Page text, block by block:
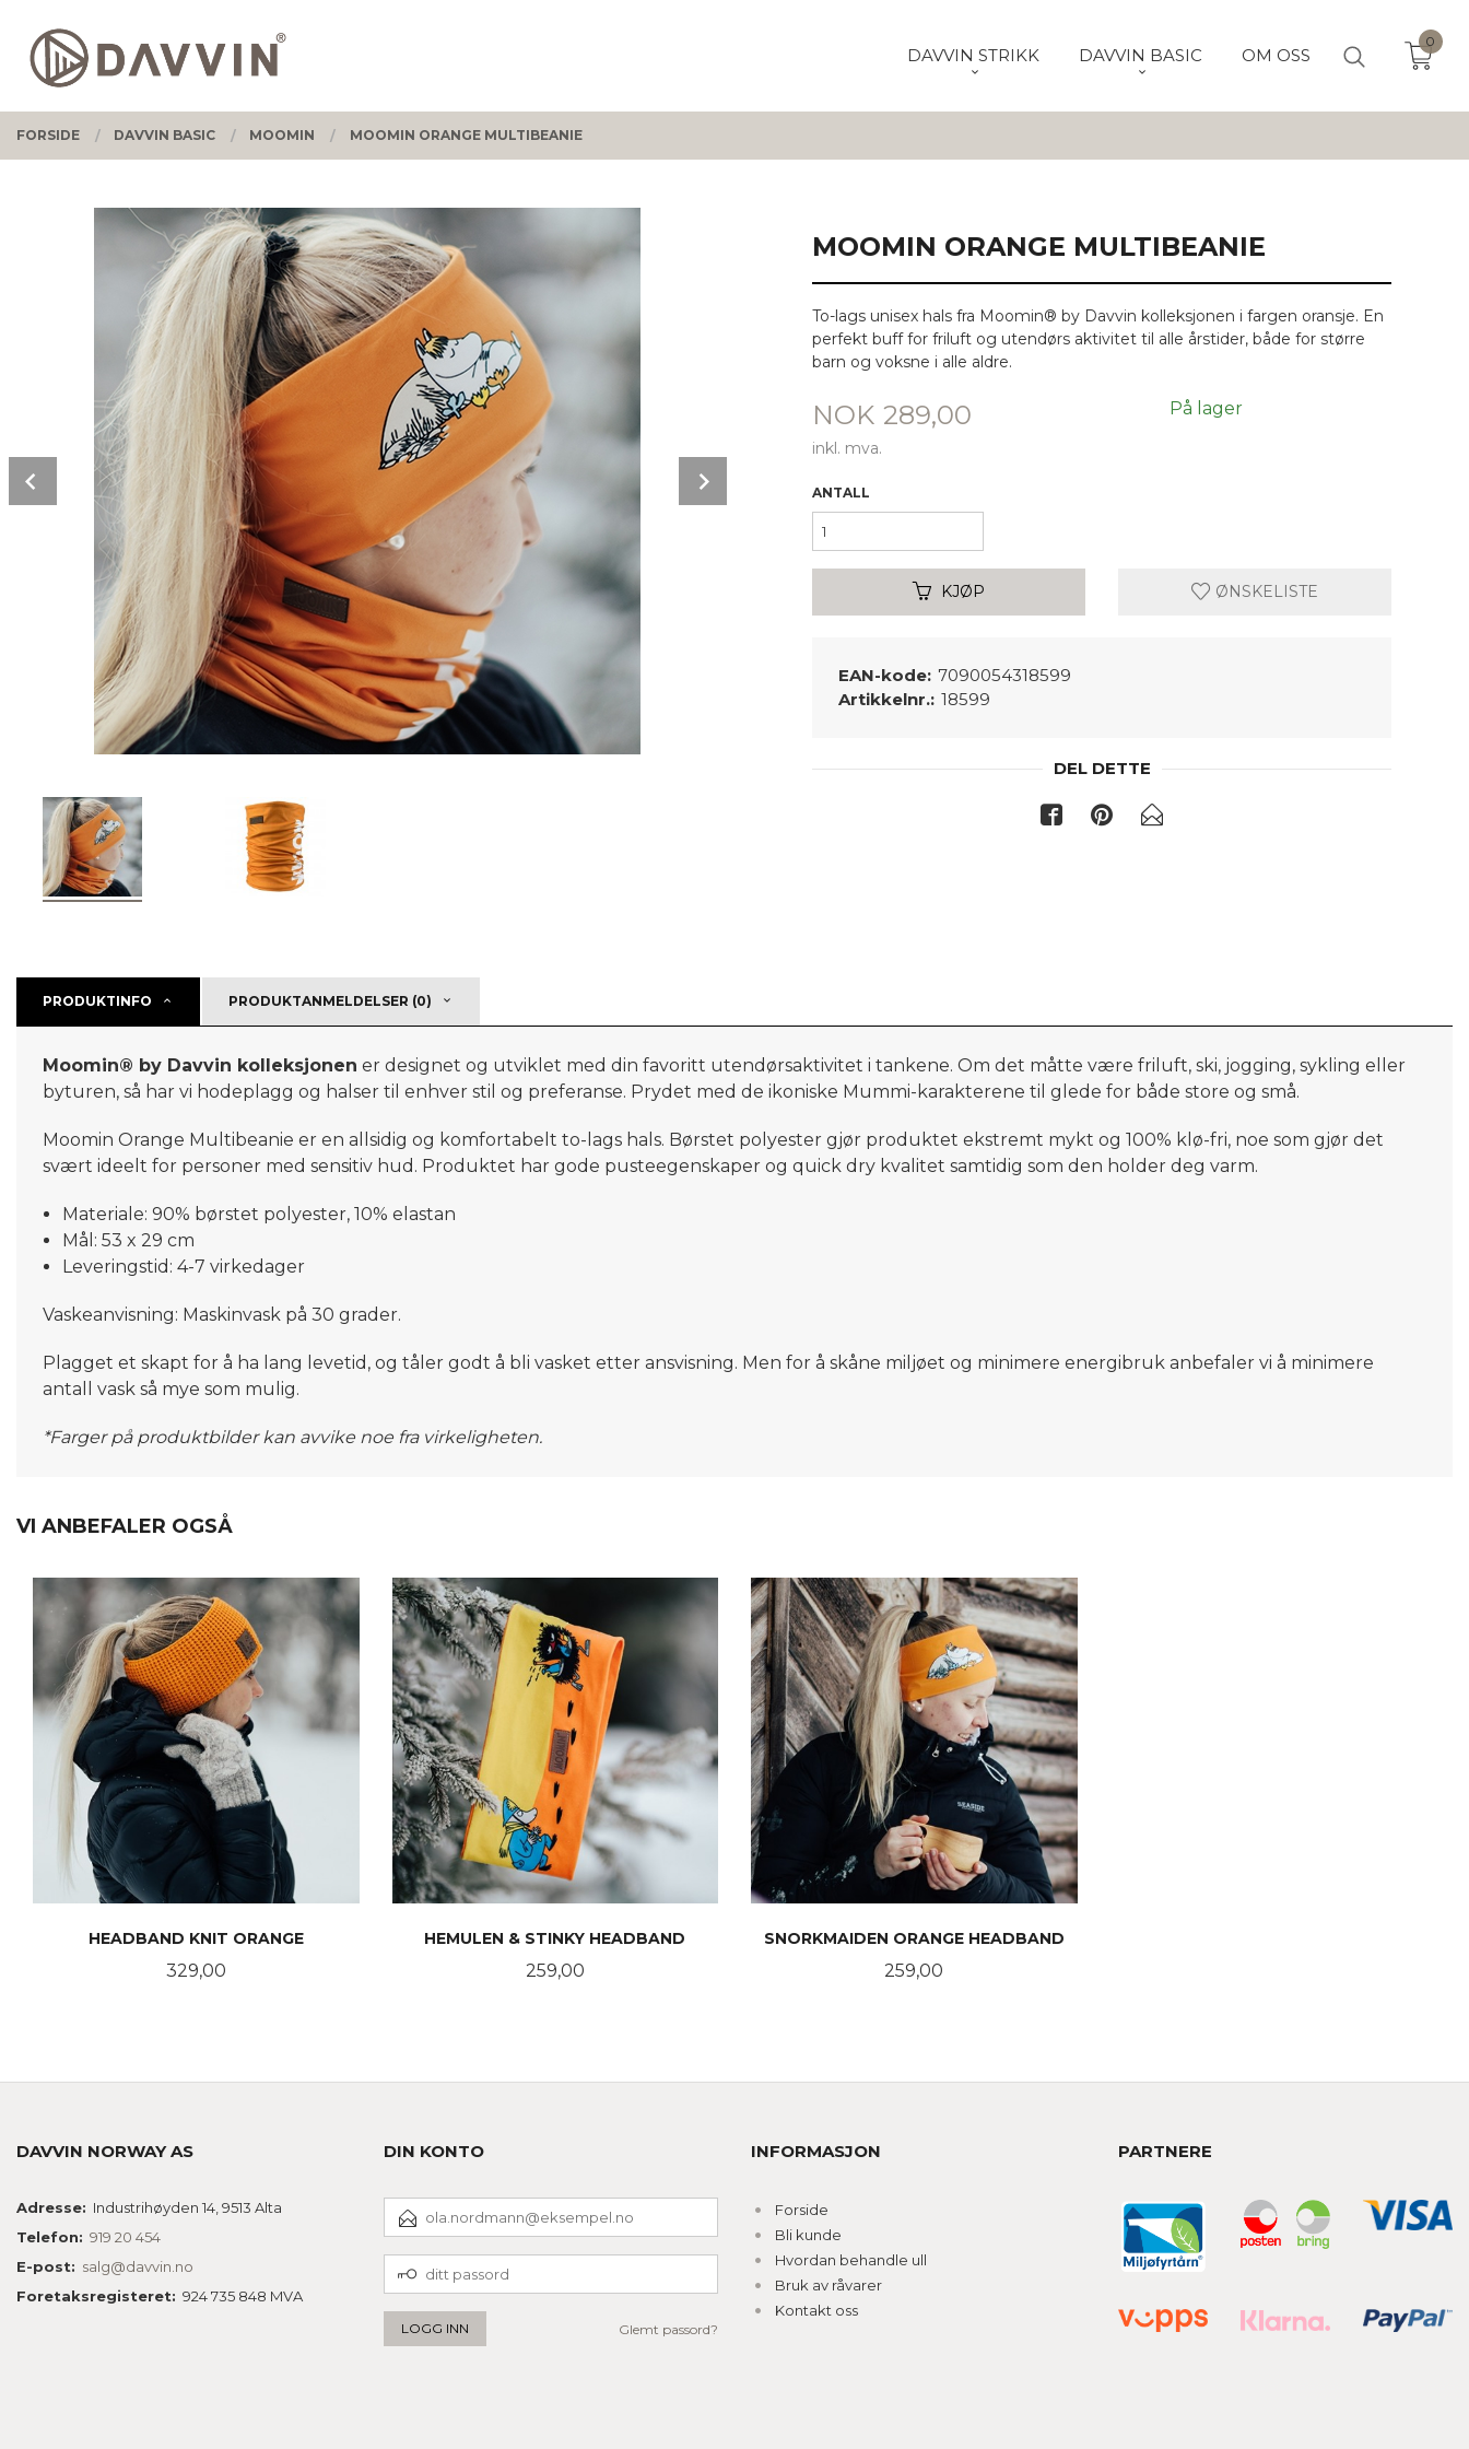
innholdet
PRODUKTER
DAVVIN STRIKK DAVVIN BASIC OM OSS
0
FORSIDE DAVVIN BASIC MOOMIN MOOMIN ORANGE MULTIBEANIE
Prev
MOOMIN ORANGE MULTIBEANIE
To-lags unisex hals fra Moomin® by Davvin kolleksjonen i fargen oransje. En
perfekt buff for friluft og utendørs aktivitet til alle årstider, både for større
barn og voksne i alle aldre.
Pris
NOK 289,00
inkl. mva.
På lager
ANTALL
KJØP ØNSKELISTE
EAN-kode: 7090054318599
Artikkelnr.: 18599
DEL DETTE
PRODUKTINFO PRODUKTANMELDELSER (0)
Moomin® by Davvin kolleksjonen er designet og utviklet med din favoritt utendørsaktivitet i tankene. Om det måtte være friluft, ski, jogging, sykling eller
byturen, så har vi hodeplagg og halser til enhver stil og preferanse. Prydet med de ikoniske Mummi-karakterene til glede for både store og små.
Moomin Orange Multibeanie er en allsidig og komfortabelt to-lags hals. Børstet polyester gjør produktet ekstremt mykt og 100% klø-fri, noe som gjør det
svært ideelt for personer med sensitiv hud. Produktet har gode pusteegenskaper og quick dry kvalitet samtidig som den holder deg varm.
Materiale: 90% børstet polyester, 10% elastan
Mål: 53 x 29 cm
Leveringstid: 4-7 virkedager
Vaskeanvisning: Maskinvask på 30 grader.
Plagget et skapt for å ha lang levetid, og tåler godt å bli vasket etter ansvisning. Men for å skåne miljøet og minimere energibruk anbefaler vi å minimere
antall vask så mye som mulig.
*Farger på produktbilder kan avvike noe fra virkeligheten.
VI ANBEFALER OGSÅ
HEADBAND KNIT ORANGE
Pris
329,00
HEMULEN & STINKY HEADBAND
Pris
259,00
SNORKMAIDEN ORANGE HEADBAND
Pris
259,00
DAVVIN NORWAY AS
Adresse: Industrihøyden 14, 9513 Alta
Telefon: 919 20 454
E-post: salg@davvin.no
Foretaksregisteret: 924 735 848 MVA
DIN KONTO
POSTADRESSE
PASSORD
Glemt passord?
INFORMASJON
Forside
Bli kunde
Hvordan behandle ull
Bruk av råvarer
Kontakt oss
PARTNERE